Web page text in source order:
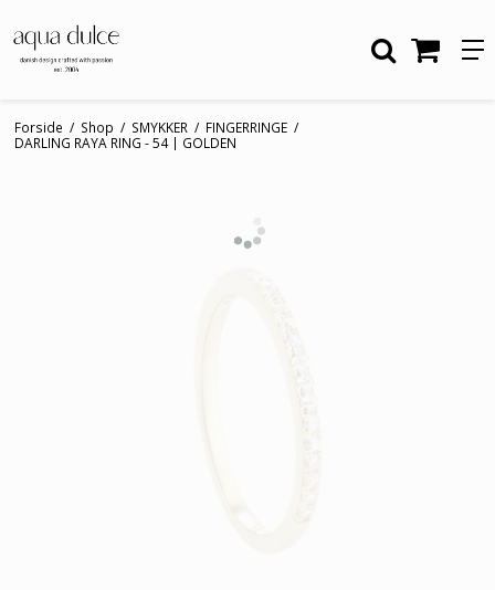
Forside / Shop / SMYKKER / FINGERRINGE /
DARLING RAYA RING - 54 | GOLDEN